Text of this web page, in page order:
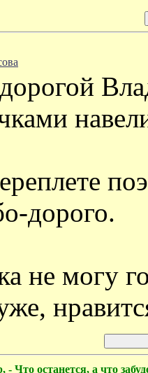
дорого.
не могу
Что останется, а что